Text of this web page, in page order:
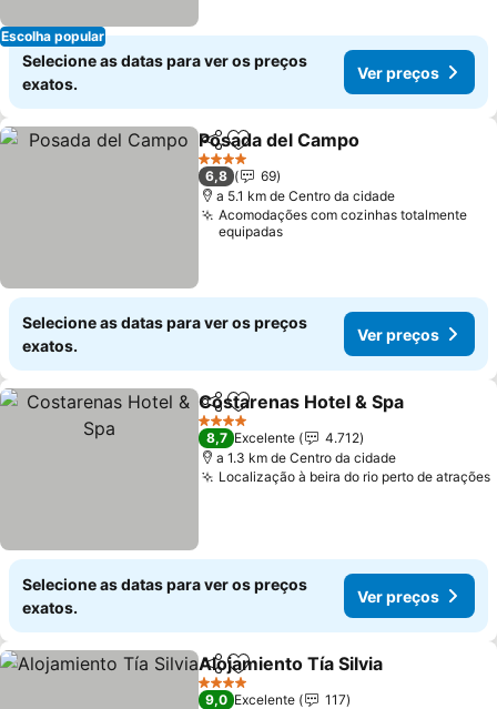
Escolha popular
Selecione as datas para ver os preços
exatos.
Ver preços
PartilharAdicionar aos favoritos
Posada del Campo
4 Estrelas
6,8
69
a 5.1 km de Centro da cidade
Acomodações com cozinhas totalmente
equipadas
Selecione as datas para ver os preços
exatos.
Ver preços
PartilharAdicionar aos favoritos
Costarenas Hotel & Spa
4 Estrelas
8,7 Excelente
4.712
a 1.3 km de Centro da cidade
Localização à beira do rio perto de atrações
Selecione as datas para ver os preços
exatos.
Ver preços
PartilharAdicionar aos favoritos
Alojamiento Tía Silvia
4 Estrelas
9,0 Excelente
117